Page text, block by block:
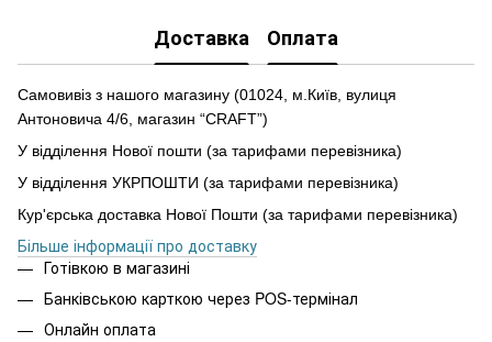
Доставка Оплата
Самовивіз з нашого магазину (01024, м.Київ, вулиця
Антоновича 4/6, магазин “CRAFT”)
У відділення Нової пошти (за тарифами перевізника)
У відділення УКРПОШТИ (за тарифами перевізника)
Кур'єрська доставка Нової Пошти (за тарифами перевізника)
Більше інформації про доставку
Готівкою в магазині
Банківською карткою через POS-термінал
Онлайн оплата